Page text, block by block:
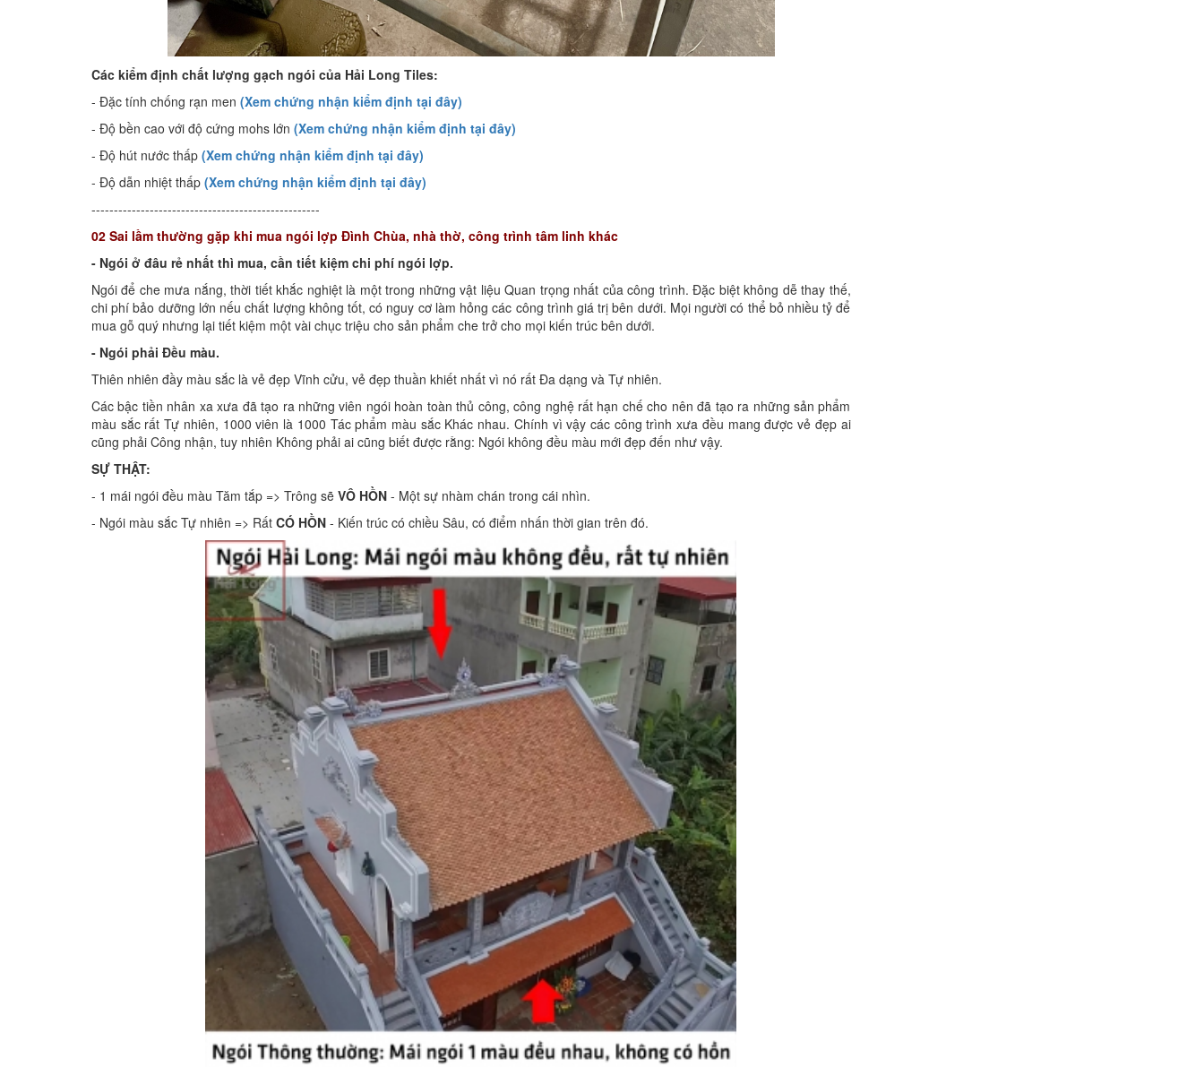
Các kiểm định chất lượng gạch ngói của Hải Long Tiles:
- Đặc tính chống rạn men (Xem chứng nhận kiểm định tại đây)
- Độ bền cao với độ cứng mohs lớn (Xem chứng nhận kiểm định tại đây)
- Độ hút nước thấp (Xem chứng nhận kiểm định tại đây)
- Độ dẫn nhiệt thấp (Xem chứng nhận kiểm định tại đây)
---------------------------------------------------
02 Sai lầm thường gặp khi mua ngói lợp Đình Chùa, nhà thờ, công trình tâm linh khác
- Ngói ở đâu rẻ nhất thì mua, cần tiết kiệm chi phí ngói lợp.
Ngói để che mưa nắng, thời tiết khắc nghiệt là một trong những vật liệu Quan trọng nhất của công trình. Đặc biệt không dễ thay thế,
chi phí bảo dưỡng lớn nếu chất lượng không tốt, có nguy cơ làm hỏng các công trình giá trị bên dưới. Mọi người có thể bỏ nhiều tỷ để
mua gỗ quý nhưng lại tiết kiệm một vài chục triệu cho sản phẩm che trở cho mọi kiến trúc bên dưới.
- Ngói phải Đều màu.
Thiên nhiên đầy màu sắc là vẻ đẹp Vĩnh cửu, vẻ đẹp thuần khiết nhất vì nó rất Đa dạng và Tự nhiên.
Các bậc tiền nhân xa xưa đã tạo ra những viên ngói hoàn toàn thủ công, công nghệ rất hạn chế cho nên đã tạo ra những sản phẩm
màu sắc rất Tự nhiên, 1000 viên là 1000 Tác phẩm màu sắc Khác nhau. Chính vì vậy các công trình xưa đều mang được vẻ đẹp ai
cũng phải Công nhận, tuy nhiên Không phải ai cũng biết được rằng: Ngói không đều màu mới đẹp đến như vậy.
SỰ THẬT:
- 1 mái ngói đều màu Tăm tắp => Trông sẽ VÔ HỒN - Một sự nhàm chán trong cái nhìn.
- Ngói màu sắc Tự nhiên => Rất CÓ HỒN - Kiến trúc có chiều Sâu, có điểm nhấn thời gian trên đó.